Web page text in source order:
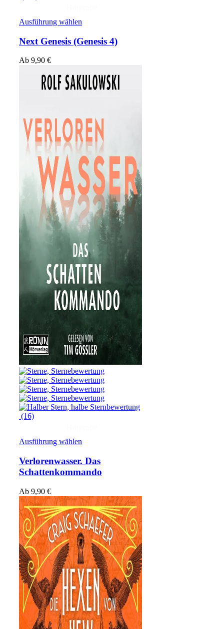
Ausführung wählen
Next Genesis (Genesis 4)
Ab 9,90 €
(16)
Ausführung wählen
Verlorenwasser. Das
Schattenkommando
Ab 9,90 €